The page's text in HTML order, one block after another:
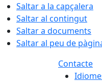
Saltar a la capçalera
Saltar al contingut
Saltar a documents
Saltar al peu de
Contacte